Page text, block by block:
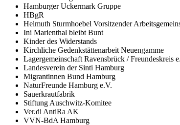
Hamburger Uckermark Gruppe
HBgR
Helmuth Sturmhoebel Vorsitzender
Ini Marienthal bleibt Bunt
Kinder des Widerstands
Kirchliche Gedenkstättenarbeit Neuengamme
Lagergemeinschaft Ravensbrück / Freundeskreis
Landesverein der Sinti Hamburg
Migrantinnen Bund Hamburg
NaturFreunde Hamburg e.V.
Sauerkrautfabrik
Stiftung Auschwitz-Komitee
Ver.di AntiRa AK
VVN-BdA Hamburg